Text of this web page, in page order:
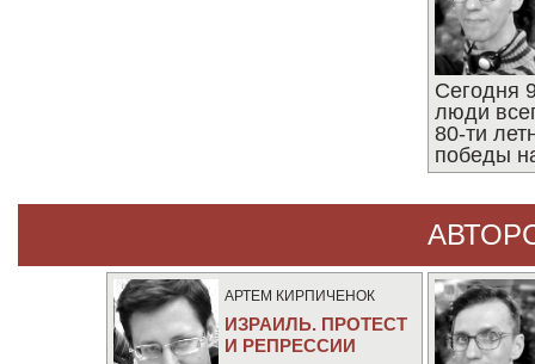
Сегодня
люди
80-ти
победы
АРТЕМ КИРПИЧЕНОК
ИЗРАИЛЬ. ПРОТЕСТ
И РЕПРЕССИИ